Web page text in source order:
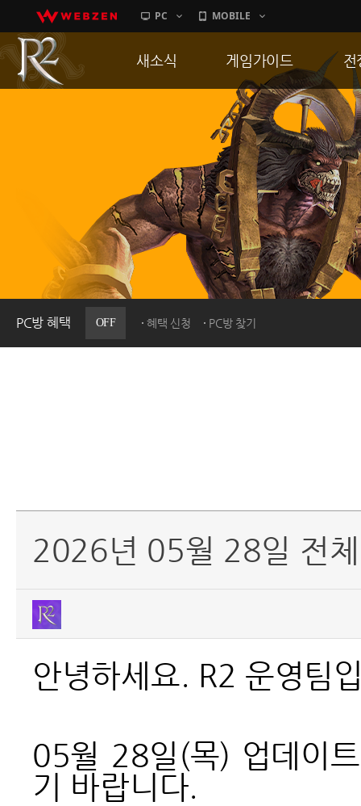
PC MOBILE
PC방 혜택 OFF 혜택 신청 PC방 찾기
새소식
이벤트
히스토리
PC방으로간다
게임가이드
게임 특징
서버가이드
신병훈련소
세부가이드
통합보급센터
전
통
공
2026년 05월 28일 전
안녕하세요. R2 운영팀
05월 28일(목) 업데이
기 바랍니다.